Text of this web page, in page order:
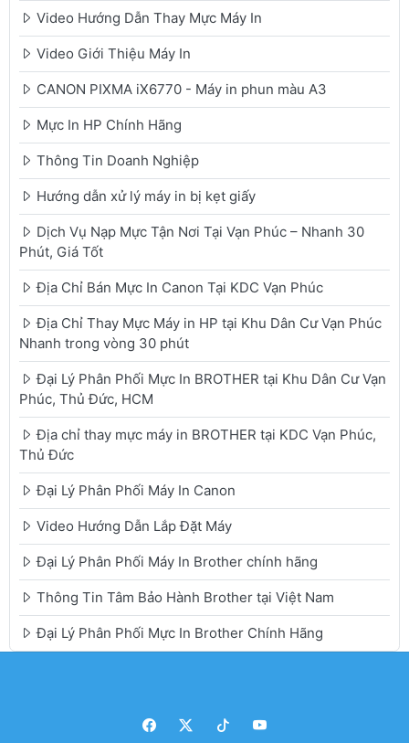
Video Hướng Dẫn Thay Mực Máy In
Video Giới Thiệu Máy In
CANON PIXMA iX6770 - Máy in phun màu A3
Mực In HP Chính Hãng
Thông Tin Doanh Nghiệp
Hướng dẫn xử lý máy in bị kẹt giấy
Dịch Vụ Nạp Mực Tận Nơi Tại Vạn Phúc – Nhanh 30
Phút, Giá Tốt
Địa Chỉ Bán Mực In Canon Tại KDC Vạn Phúc
Địa Chỉ Thay Mực Máy in HP tại Khu Dân Cư Vạn Phúc
Nhanh trong vòng 30 phút
Đại Lý Phân Phối Mực In BROTHER tại Khu Dân Cư Vạn
Phúc, Thủ Đức, HCM
Địa chỉ thay mực máy in BROTHER tại KDC Vạn Phúc,
Thủ Đức
Đại Lý Phân Phối Máy In Canon
Video Hướng Dẫn Lắp Đặt Máy
Đại Lý Phân Phối Máy In Brother chính hãng
Thông Tin Tâm Bảo Hành Brother tại Việt Nam
Đại Lý Phân Phối Mực In Brother Chính Hãng